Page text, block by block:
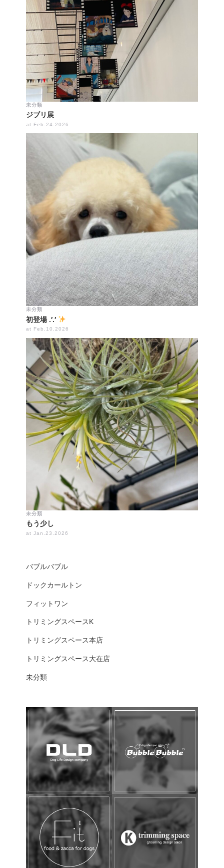
バブルバブル
ドックカールトン
フィットワン
トリミングスペースK
トリミングスペース本店
トリミングスペース大在店
未分類
未分類
ジブリ展
at Feb.24.2026
未分類
初登場 .′.′
at Feb.10.2026
未分類
もう少し
at Jan.23.2026